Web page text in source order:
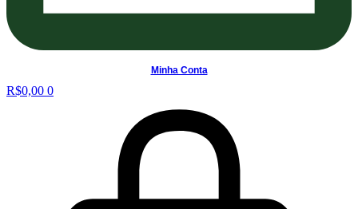
Minha Conta
R$0,00 0